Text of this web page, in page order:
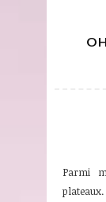
Parmi
plateaux.